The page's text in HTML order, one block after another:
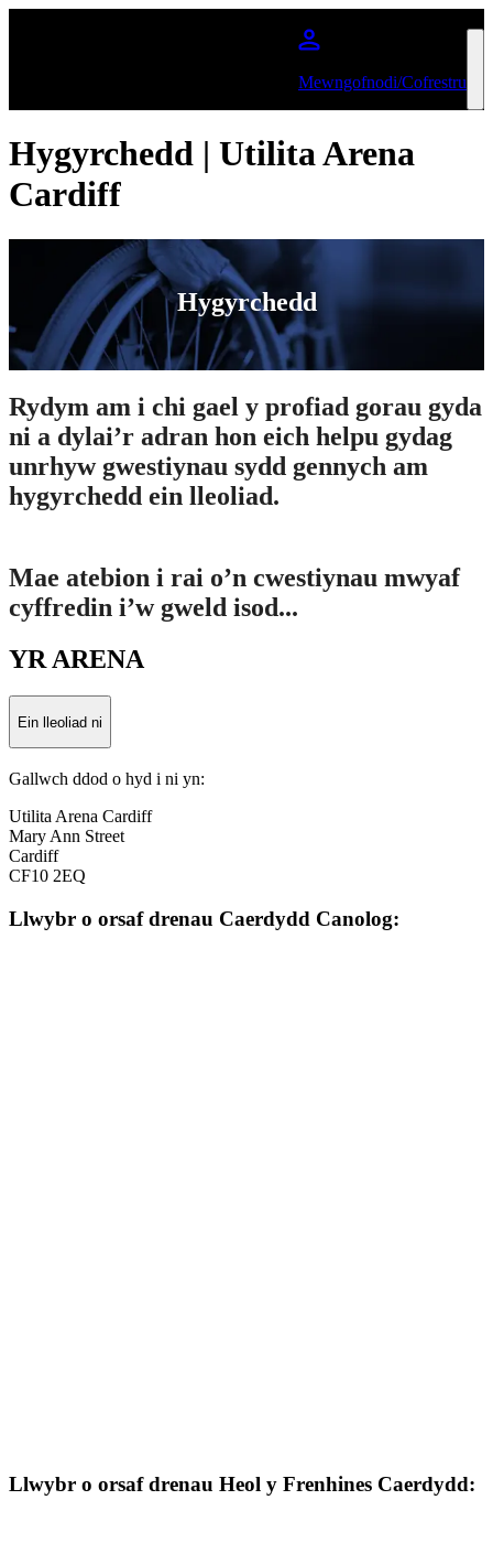
Mewngofnodi/Cofrestru
Hygyrchedd | Utilita Arena
Cardiff
Hygyrchedd
Rydym am i chi gael y profiad gorau gyda
ni a dylai’r adran hon eich helpu gydag
unrhyw gwestiynau sydd gennych am
hygyrchedd ein lleoliad.
Mae atebion i rai o’n cwestiynau mwyaf
cyffredin i’w gweld isod...
YR ARENA
Ein lleoliad ni
Gallwch ddod o hyd i ni yn:
Utilita Arena Cardiff
Mary Ann Street
Cardiff
CF10 2EQ
Llwybr o orsaf drenau Caerdydd Canolog:
Llwybr o orsaf drenau Heol y Frenhines Caerdydd: